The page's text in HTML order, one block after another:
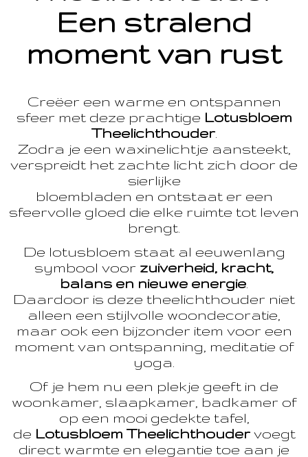
Een stralend
moment van rust
Creëer een warme en ontspannen
sfeer met deze prachtige Lotusbloem
Theelichthouder.
Zodra je een waxinelichtje aansteekt,
verspreidt het zachte licht zich door de
sierlijke
bloembladen en ontstaat er een
sfeervolle gloed die elke ruimte tot leven
brengt.
De lotusbloem staat al eeuwenlang
symbool voor zuiverheid, kracht,
balans en nieuwe energie
Daardoor is deze theelichthouder niet
alleen een stijlvolle woondecoratie,
maar ook een bijzonder item voor een
moment van ontspanning, meditatie of
yoga.
Of je hem nu een plekje geeft in de
woonkamer, slaapkamer, badkamer of
op een mooi gedekte tafel,
de Lotusbloem Theelichthoudervoegt
direct warmte en elegantie toe aan je